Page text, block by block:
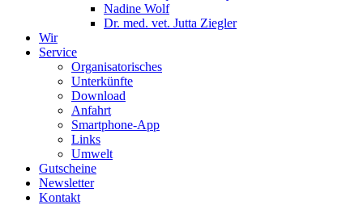
Nadine Wolf
Dr. med. vet. Jutta Ziegler
Wir
Service
Organisatorisches
Unterkünfte
Download
Anfahrt
Smartphone-App
Links
Umwelt
Gutscheine
Newsletter
Kontakt